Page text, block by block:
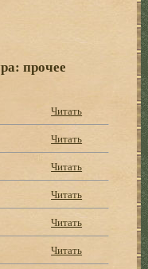
прочее
Читать
Читать
Читать
Читать
Читать
Читать